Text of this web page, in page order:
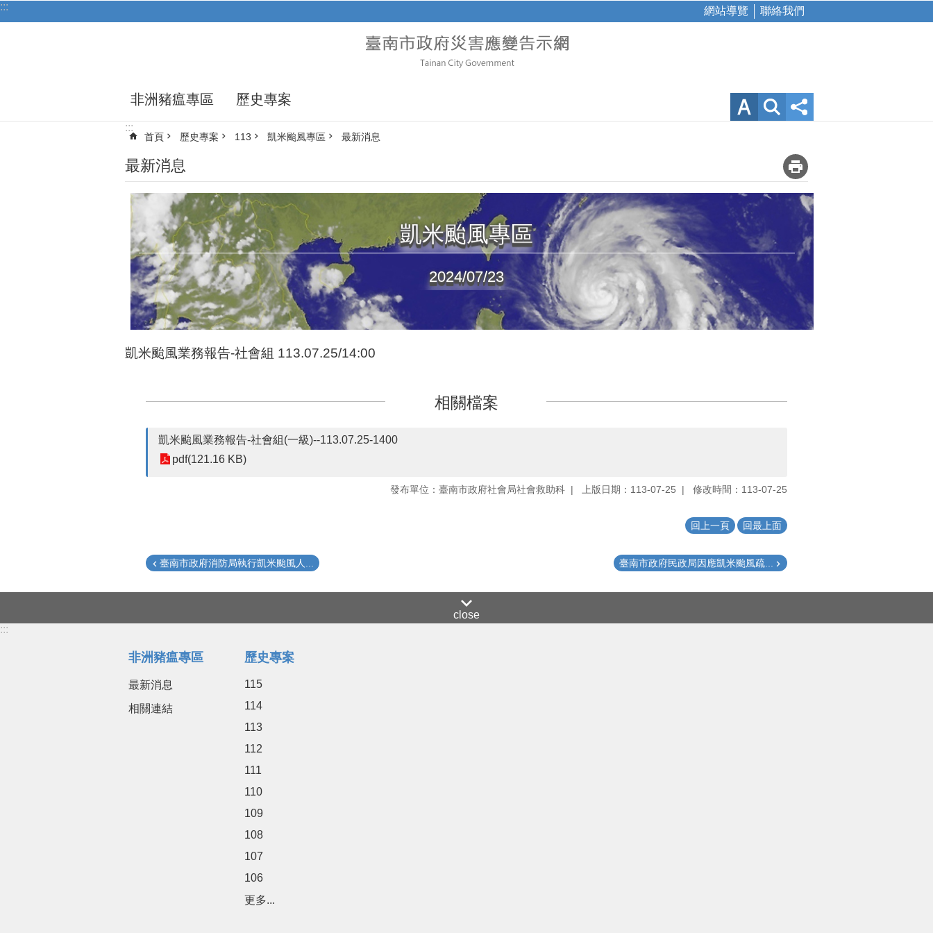
跳到主要內容區塊
::: 網站導覽 聯絡我們
非洲豬瘟專區 歷史專案
:::
首頁 歷史專案 113 凱米颱風專區 最新消息
最新消息
凱米颱風專區
2024/07/23
凱米颱風業務報告-社會組 113.07.25/14:00
相關檔案
凱米颱風業務報告-社會組(一級)--113.07.25-1400
pdf(121.16 KB)
發布單位：臺南市政府社會局社會救助科 上版日期：113-07-25 修改時間：113-07-25
回上一頁 回最上面
臺南市政府消防局執行凱米颱風人... 臺南市政府民政局因應凱米颱風疏...
close
:::
非洲豬瘟專區
最新消息
相關連結
歷史專案
115
114
113
112
111
110
109
108
107
106
更多...